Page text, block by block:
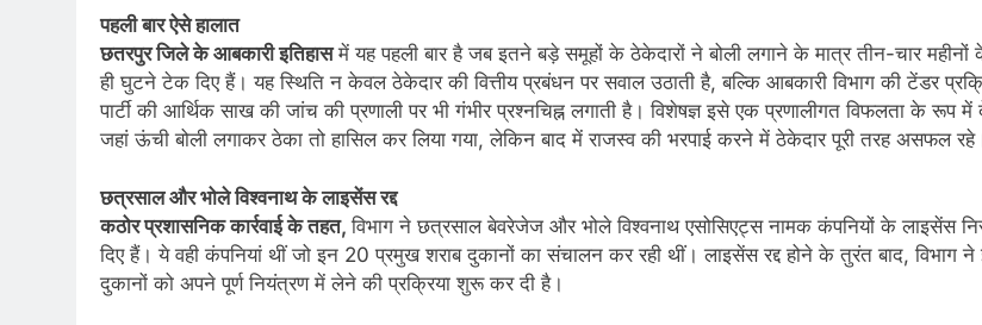
पहली बार ऐसे हालात
छतरपुर जिले के आबकारी इतिहासमें यह पहली बार है जब इतने बड़े समूहों के ठेकेदारों ने बोली लगाने के मात्र तीन-चार महीनों
ही घुटने टेक दिए हैं। यह स्थिति न केवल ठेकेदार की वित्तीय प्रबंधन पर सवाल उठाती है, बल्कि आबकारी विभाग की टेंडर
पार्टी की आर्थिक साख की जांच की प्रणाली पर भी गंभीर प्रश्नचिह्न लगाती है। विशेषज्ञ इसे एक प्रणालीगत विफलता के रूप
जहां ऊंची बोली लगाकर ठेका तो हासिल कर लिया गया, लेकिन बाद में राजस्व की भरपाई करने में ठेकेदार पूरी तरह असफल
छत्रसाल और भोले विश्वनाथ के लाइसेंस रद्द
कठोर प्रशासनिक कार्रवाई के तहत,विभाग ने छत्रसाल बेवरेजेज और भोले विश्वनाथ एसोसिएट्स नामक कंपनियों के लाइसेंस
दिए हैं। ये वही कंपनियां थीं जो इन 20 प्रमुख शराब दुकानों का संचालन कर रही थीं। लाइसेंस रद्द होने के तुरंत बाद, विभाग ने
दुकानों को अपने पूर्ण नियंत्रण में लेने की प्रक्रिया शुरू कर दी है।